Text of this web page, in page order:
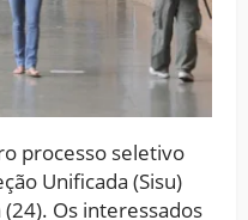
processo seletivo
Unificada (Sisu)
Os interessados